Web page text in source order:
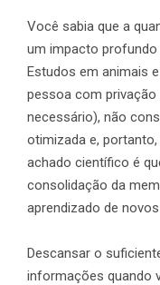
Você sabia que a
um impacto profundo
Estudos em animais
pessoa com
necessário), não
otimizada e,
achado científico é
consolidação da
aprendizado de
Descansar o
informações quando